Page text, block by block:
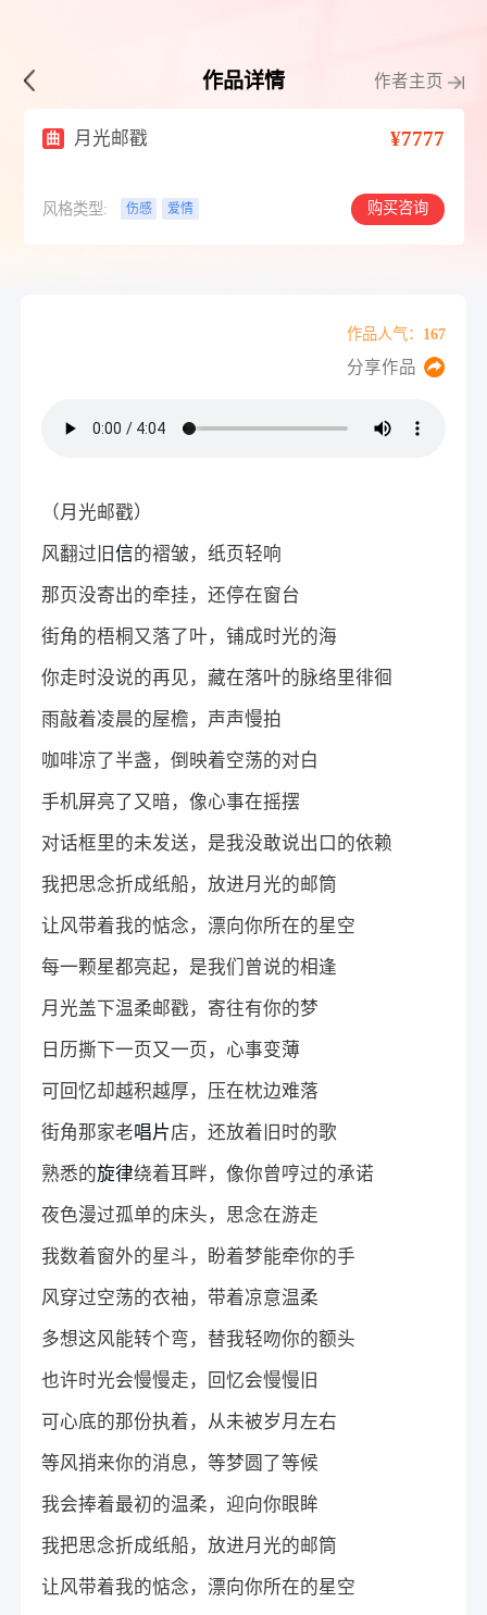
作品详情 作者主页
曲 月光邮戳 ¥7777
风格类型: 伤感 爱情 购买咨询
作品人气：167
分享作品
（月光邮戳）
风翻过旧信的褶皱，纸页轻响
那页没寄出的牵挂，还停在窗台
街角的梧桐又落了叶，铺成时光的海
你走时没说的再见，藏在落叶的脉络里徘徊
雨敲着凌晨的屋檐，声声慢拍
咖啡凉了半盏，倒映着空荡的对白
手机屏亮了又暗，像心事在摇摆
对话框里的未发送，是我没敢说出口的依赖
我把思念折成纸船，放进月光的邮筒
让风带着我的惦念，漂向你所在的星空
每一颗星都亮起，是我们曾说的相逢
月光盖下温柔邮戳，寄往有你的梦
日历撕下一页又一页，心事变薄
可回忆却越积越厚，压在枕边难落
街角那家老唱片店，还放着旧时的歌
熟悉的旋律绕着耳畔，像你曾哼过的承诺
夜色漫过孤单的床头，思念在游走
我数着窗外的星斗，盼着梦能牵你的手
风穿过空荡的衣袖，带着凉意温柔
多想这风能转个弯，替我轻吻你的额头
也许时光会慢慢走，回忆会慢慢旧
可心底的那份执着，从未被岁月左右
等风捎来你的消息，等梦圆了等候
我会捧着最初的温柔，迎向你眼眸
我把思念折成纸船，放进月光的邮筒
让风带着我的惦念，漂向你所在的星空